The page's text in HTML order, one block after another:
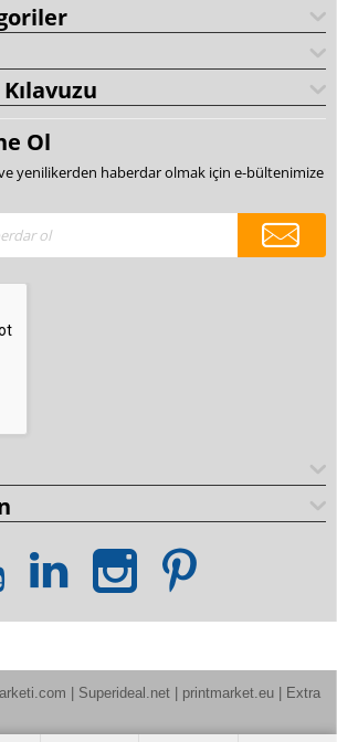
Ol
yenilikerden haberdar olmak için e-bültenimize
| Superideal.net | printmarket.eu | Extra